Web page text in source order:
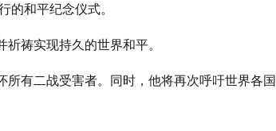
和平纪念仪式。
祷实现持久的世界和平。
有二战受害者。同时，他将再次呼吁世界各国